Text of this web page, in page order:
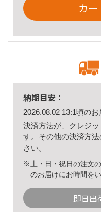
カ
納期目安：
2026.08.02 13:1頃のお
決済方法が、クレジ
す。その他の決済方
さい。
※土・日・祝日の注文
のお届けにお時間を
即日出